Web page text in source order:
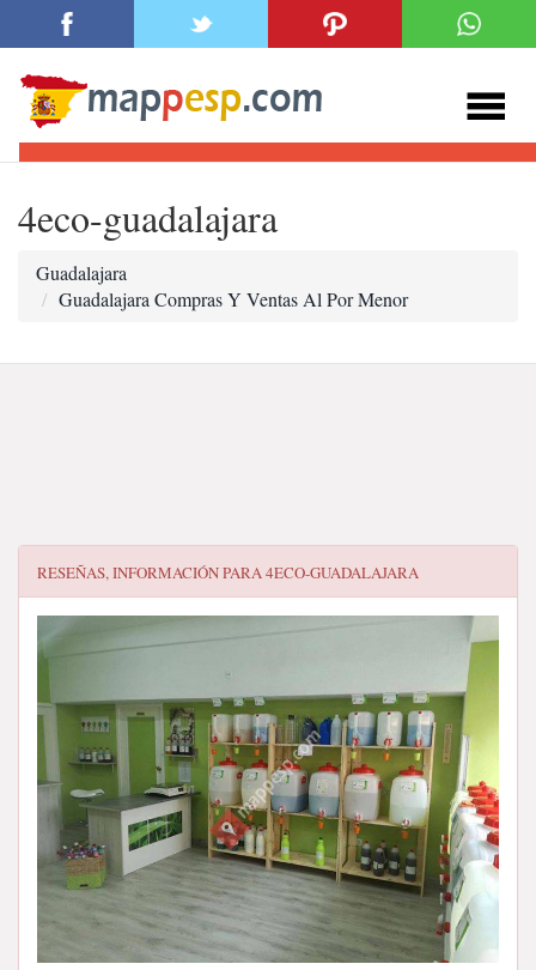
4eco-guadalajara
Guadalajara
Guadalajara Compras Y Ventas Al Por Menor
RESEÑAS, INFORMACIÓN PARA4ECO-GUADALAJARA